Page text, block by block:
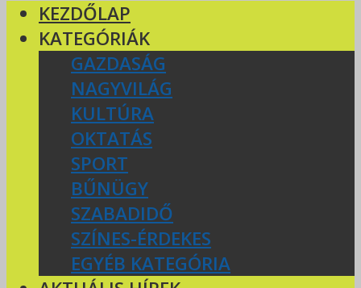
KEZDŐLAP
KATEGÓRIÁK
GAZDASÁG
NAGYVILÁG
KULTÚRA
OKTATÁS
SPORT
BŰNÜGY
SZABADIDŐ
SZÍNES-ÉRDEKES
EGYÉB KATEGÓRIA